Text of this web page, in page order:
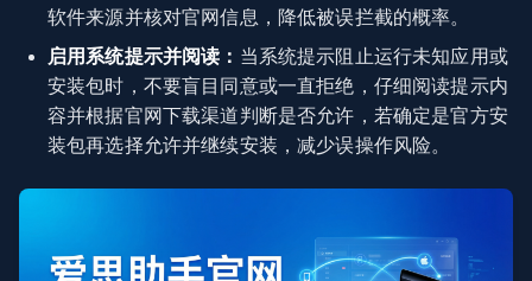
软件来源并核对官网信息，降低被误拦截的概率。
启用系统提示并阅读： 当系统提示阻止运行未知应用或
安装包时，不要盲目同意或一直拒绝，仔细阅读提示内
容并根据官网下载渠道判断是否允许，若确定是官方安
装包再选择允许并继续安装，减少误操作风险。